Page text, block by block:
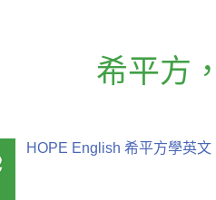
希平方 ，
HOPE English 希平方學英文